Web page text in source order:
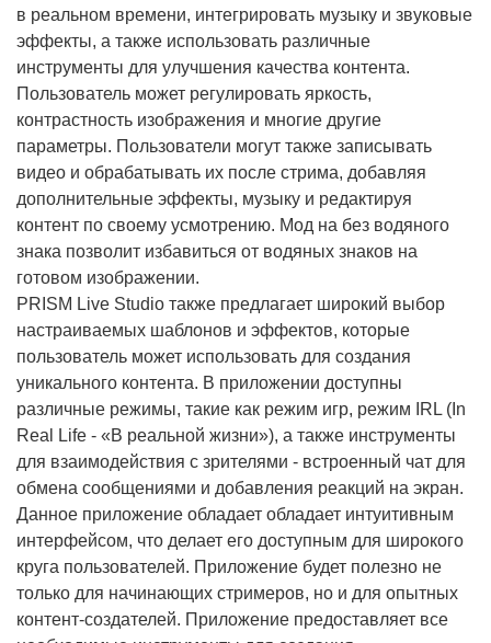
в реальном времени, интегрировать музыку и звуковые
эффекты, а также использовать различные
инструменты для улучшения качества контента.
Пользователь может регулировать яркость,
контрастность изображения и многие другие
параметры. Пользователи могут также записывать
видео и обрабатывать их после стрима, добавляя
дополнительные эффекты, музыку и редактируя
контент по своему усмотрению. Мод на без водяного
знака позволит избавиться от водяных знаков на
готовом изображении.
PRISM Live Studio также предлагает широкий выбор
настраиваемых шаблонов и эффектов, которые
пользователь может использовать для создания
уникального контента. В приложении доступны
различные режимы, такие как режим игр, режим IRL (In
Real Life - «В реальной жизни»), а также инструменты
для взаимодействия с зрителями - встроенный чат для
обмена сообщениями и добавления реакций на экран.
Данное приложение обладает обладает интуитивным
интерфейсом, что делает его доступным для широкого
круга пользователей. Приложение будет полезно не
только для начинающих стримеров, но и для опытных
контент-создателей. Приложение предоставляет все